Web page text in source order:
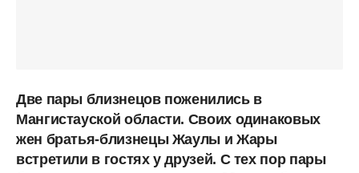
Две пары близнецов поженились в
Мангистауской области. Своих одинаковых
жен братья-близнецы Жаулы и Жары
встретили в гостях у друзей. С тех пор пары